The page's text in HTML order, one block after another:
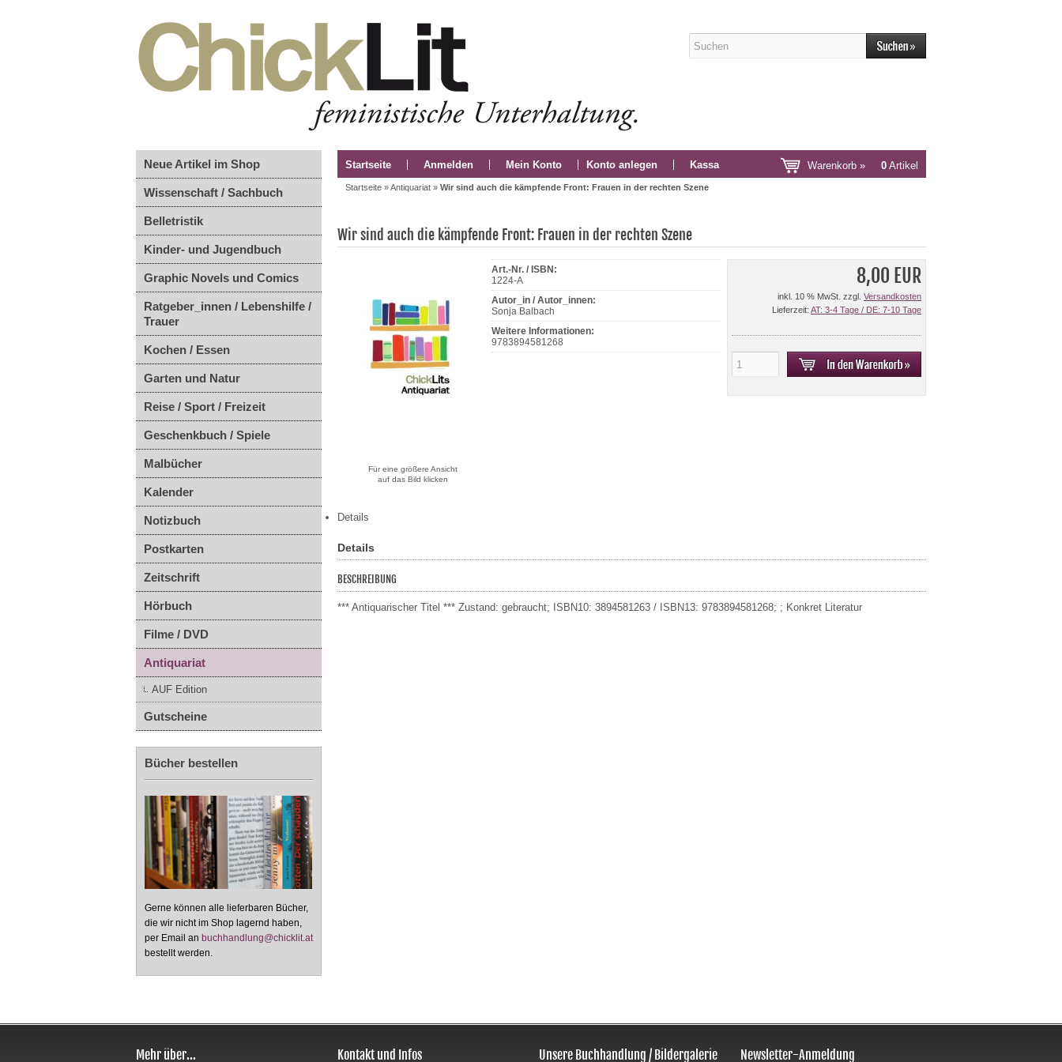
Neue Artikel im Shop
Wissenschaft / Sachbuch
Belletristik
Kinder- und Jugendbuch
Graphic Novels und Comics
Ratgeber_innen / Lebenshilfe /
Trauer
Kochen / Essen
Garten und Natur
Reise / Sport / Freizeit
Geschenkbuch / Spiele
Malbücher
Kalender
Notizbuch
Postkarten
Zeitschrift
Hörbuch
Filme / DVD
Antiquariat
AUF Edition
Gutscheine
Bücher bestellen
Gerne können alle lieferbaren Bücher,
die wir nicht im Shop lagernd haben,
per Email an buchhandlung@chicklit.at
bestellt werden.
Startseite Anmelden Mein Konto Konto anlegen Kassa Warenkorb » 0 Artikel
Startseite »Antiquariat » Wir sind auch die kämpfende Front: Frauen in der rechten Szene
Wir sind auch die kämpfende Front: Frauen in der rechten Szene
Für eine größere Ansicht
auf das Bild klicken
Art.-Nr. / ISBN:
1224-A
Autor_in / Autor_innen:
Sonja Balbach
Weitere Informationen:
9783894581268
8,00 EUR
inkl. 10 % MwSt. zzgl. Versandkosten
Lieferzeit: AT: 3-4 Tage / DE: 7-10 Tage
Details
Details
BESCHREIBUNG
*** Antiquarischer Titel *** Zustand: gebraucht; ISBN10: 3894581263 / ISBN13: 9783894581268; ; Konkret Literatur
Mehr über... Kontakt und Infos Unsere Buchhandlung / Bildergalerie Newsletter-Anmeldung